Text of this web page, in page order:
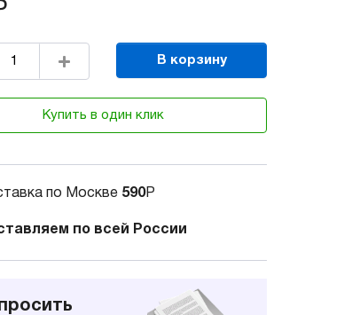
В корзину
Купить в один клик
по Москве 590Р
по всей России